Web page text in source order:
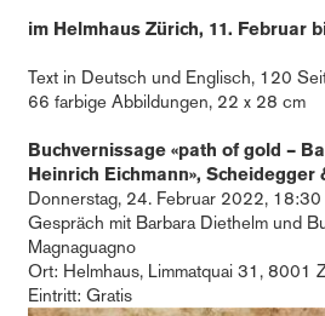
im Helmhaus Zürich, 11. Februar
Text in Deutsch und Englisch, 120
66 farbige Abbildungen, 22 x 28 cm
Buchvernissage «path of gold –
Heinrich Eichmann», Scheidegger
Donnerstag, 24. Februar 2022, 18:30
Gespräch mit Barbara Diethelm und
Magnaguagno
Ort: Helmhaus, Limmatquai 31, 8001
Eintritt: Gratis